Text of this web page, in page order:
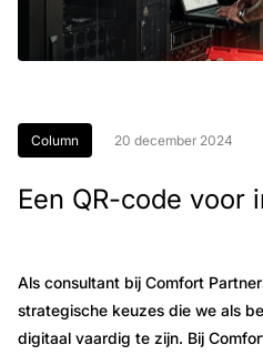
Column 20 december 2024
Een QR-code voor
Als consultant bij Comfort
strategische keuzes die we als
digitaal vaardig te zijn. Bij